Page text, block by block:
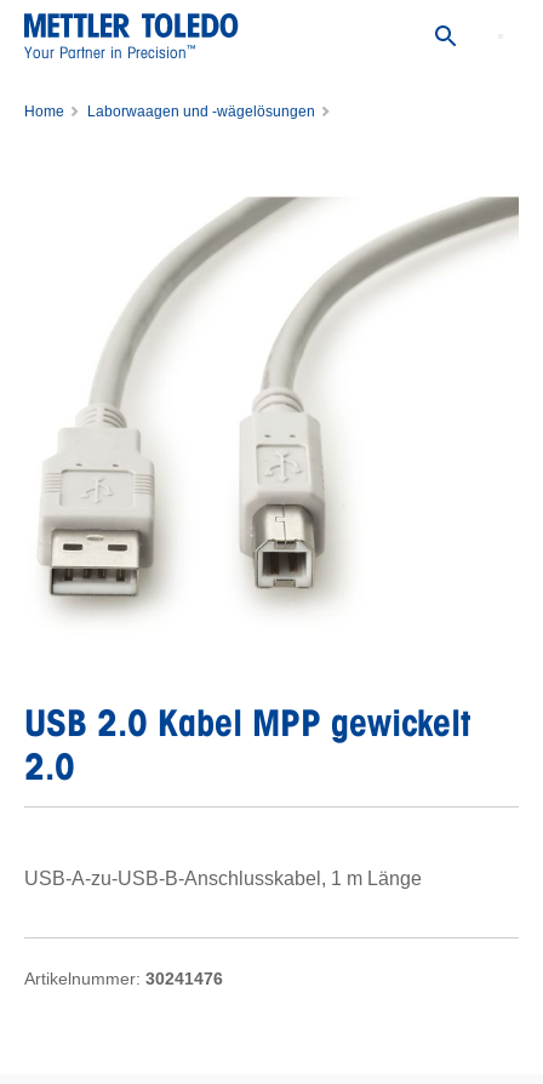
Your Partner in Precision™
Home
Laborwaagen und -wägelösungen
USB 2.0 Kabel MPP gewickelt 2.0
USB 2.0 Kabel MPP gewickelt
2.0
USB-A-zu-USB-B-Anschlusskabel, 1 m Länge
Artikelnummer: 30241476